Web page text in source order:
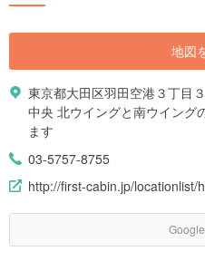
地図
東京都大田区羽田空港３丁目
中央 北ウイングと南ウイング
ます
03-5757-8755
http://first-cabin.jp/locationlist/